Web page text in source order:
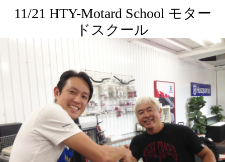
11/21 HTY-Motard School モター
ドスクール